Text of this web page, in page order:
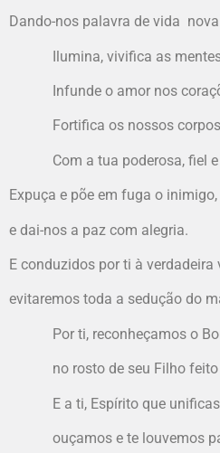
Dando-nos palavra de vida
Ilumina, vivifica as
Infunde o amor nos
Fortifica os nossos corpos
Com a tua poderosa, fiel e
Expuça e põe em fuga o inimigo,
e dai-nos a paz com alegria.
E conduzidos por ti à verdadeira
evitaremos toda a sedução do
Por ti, reconheçamos o
no rosto de seu Filho feito
E a ti, Espírito que unificas
ouçamos e te louvemos